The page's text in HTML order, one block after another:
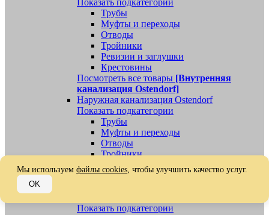
Показать подкатегории
Трубы
Муфты и переходы
Отводы
Тройники
Ревизии и заглушки
Крестовины
Посмотреть все товары [Внутренняя
канализация Ostendorf]
Наружная канализация Ostendorf
Показать подкатегории
Трубы
Муфты и переходы
Отводы
Тройники
Ревизии, заглушки, обратные клапаны
Посмотреть все товары[Наружная
Показать подкатегории
Мы используем файлы cookies, чтобы улучшить качество услуг.
OK